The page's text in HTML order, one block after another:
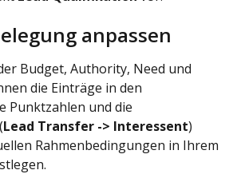
anpassen
Budget, Authority, Need und
die Einträge in den
Punktzahlen und die
Lead Transfer -> Interessent)
Rahmenbedingungen in Ihrem